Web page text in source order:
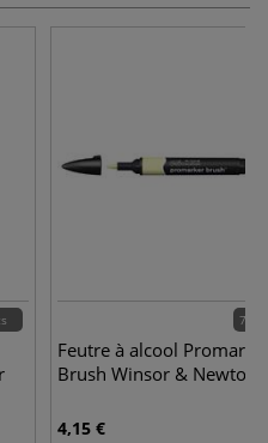
72
Feutre à alcool
Brush Winsor & Newton
4,15 €